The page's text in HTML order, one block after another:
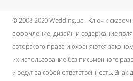
© 2008-2020 Wedding.ua - Ключ к
оформление, дизайн и содержание
авторского права и охраняются
их использование без письменного
и ведут за собой ответственность. Знак